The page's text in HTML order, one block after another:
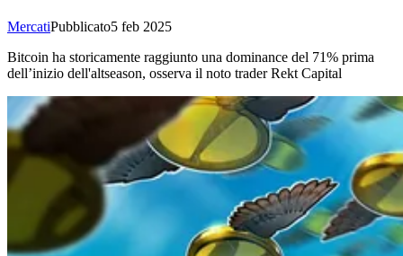
MercatiPubblicato5 feb 2025
Bitcoin ha storicamente raggiunto una dominance del 71% prima
dell’inizio dell'altseason, osserva il noto trader Rekt Capital